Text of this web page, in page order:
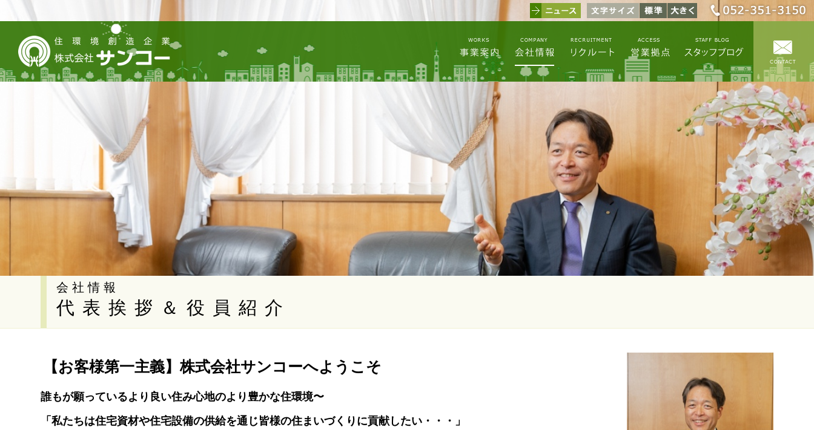
会社情報
代表挨拶＆役員紹介
【お客様第一主義】株式会社サンコーへようこそ
誰もが願っているより良い住み心地のより豊かな住環境〜
「私たちは住宅資材や住宅設備の供給を通じ皆様の住まいづくりに貢献したい・・・」